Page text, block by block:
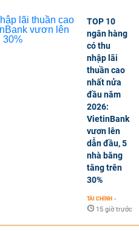
TOP 10
ngân hàng
có thu
nhập lãi
thuần cao
nhất nửa
đầu năm
2026:
VietinBank
vươn lên
dẫn đầu, 5
nhà băng
tăng trên
30%
TÀI CHÍNH -
15 giờ trước